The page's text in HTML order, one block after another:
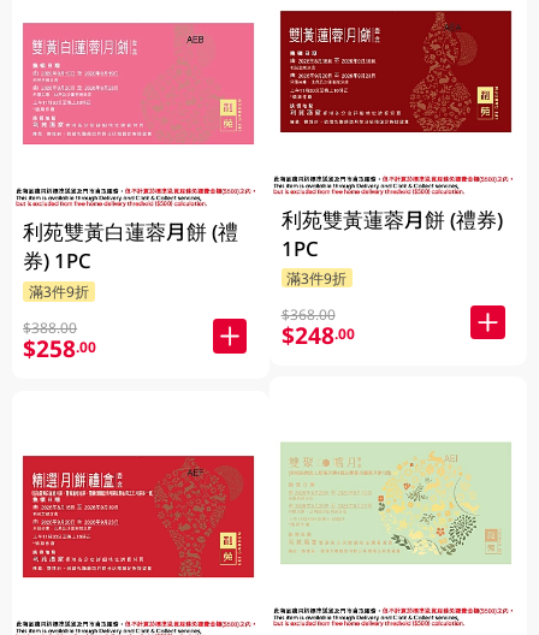
利苑雙黃白蓮蓉月餅 (禮
券) 1PC
滿3件9折
$388.00
$258.00
利苑雙黃蓮蓉月餅 (禮券)
1PC
滿3件9折
$368.00
$248.00